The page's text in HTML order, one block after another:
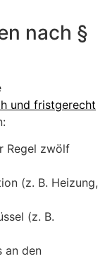
nach §
und fristgerecht
Regel zwölf
(z. B. Heizung,
(z. B.
an den